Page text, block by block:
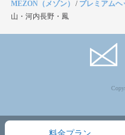
MEZON（メゾン） / プレミアムヘ
山・河内長野・鳳